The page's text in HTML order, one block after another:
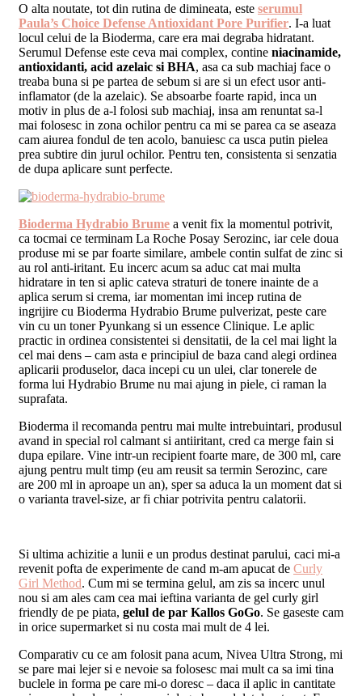
O alta noutate, tot din rutina de dimineata, este serumul
Paula’s Choice Defense Antioxidant Pore Purifier. I-a luat
locul celui de la Bioderma, care era mai degraba hidratant.
Serumul Defense este ceva mai complex, contine niacinamide,
antioxidanti, acid azelaic si BHA, asa ca sub machiaj face o
treaba buna si pe partea de sebum si are si un efect usor anti-
inflamator (de la azelaic). Se absoarbe foarte rapid, inca un
motiv in plus de a-l folosi sub machiaj, insa am renuntat sa-l
mai folosesc in zona ochilor pentru ca mi se parea ca se aseaza
cam aiurea fondul de ten acolo, banuiesc ca usca putin pielea
prea subtire din jurul ochilor. Pentru ten, consistenta si senzatia
de dupa aplicare sunt perfecte.
Bioderma Hydrabio Brume a venit fix la momentul potrivit,
ca tocmai ce terminam La Roche Posay Serozinc, iar cele doua
produse mi se par foarte similare, ambele contin sulfat de zinc si
au rol anti-iritant. Eu incerc acum sa aduc cat mai multa
hidratare in ten si aplic cateva straturi de tonere inainte de a
aplica serum si crema, iar momentan imi incep rutina de
ingrijire cu Bioderma Hydrabio Brume pulverizat, peste care
vin cu un toner Pyunkang si un essence Clinique. Le aplic
practic in ordinea consistentei si densitatii, de la cel mai light la
cel mai dens – cam asta e principiul de baza cand alegi ordinea
aplicarii produselor, daca incepi cu un ulei, clar tonerele de
forma lui Hydrabio Brume nu mai ajung in piele, ci raman la
suprafata.
Bioderma il recomanda pentru mai multe intrebuintari, produsul
avand in special rol calmant si antiiritant, cred ca merge fain si
dupa epilare. Vine intr-un recipient foarte mare, de 300 ml, care
ajung pentru mult timp (eu am reusit sa termin Serozinc, care
are 200 ml in aproape un an), sper sa aduca la un moment dat si
o varianta travel-size, ar fi chiar potrivita pentru calatorii.
Si ultima achizitie a lunii e un produs destinat parului, caci mi-a
revenit pofta de experimente de cand m-am apucat de Curly
Girl Method. Cum mi se termina gelul, am zis sa incerc unul
nou si am ales cam cea mai ieftina varianta de gel curly girl
friendly de pe piata, gelul de par Kallos GoGo. Se gaseste cam
in orice supermarket si nu costa mai mult de 4 lei.
Comparativ cu ce am folosit pana acum, Nivea Ultra Strong, mi
se pare mai lejer si e nevoie sa folosesc mai mult ca sa imi tina
buclele in forma pe care mi-o doresc – daca il aplic in cantitate